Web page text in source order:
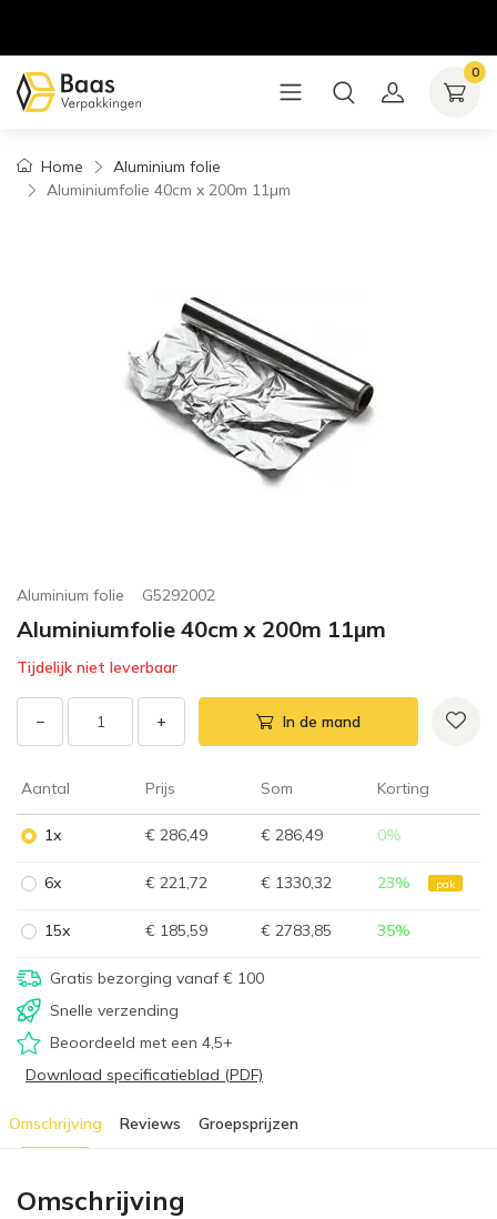
0
Home
Aluminium folie
Aluminiumfolie 40cm x 200m 11µm
Aluminium folie G5292002
Aluminiumfolie 40cm x 200m 11µm
Tijdelijk niet leverbaar
− + In de mand
Aantal Prijs Som Korting
1x € 286,49 € 286,49 0%
6x € 221,72 € 1330,32 23% pak
15x € 185,59 € 2783,85 35%
Gratis bezorging vanaf € 100
Snelle verzending
Beoordeeld met een 4,5+
Download specificatieblad (PDF)
Omschrijving Reviews Groepsprijzen
Omschrijving